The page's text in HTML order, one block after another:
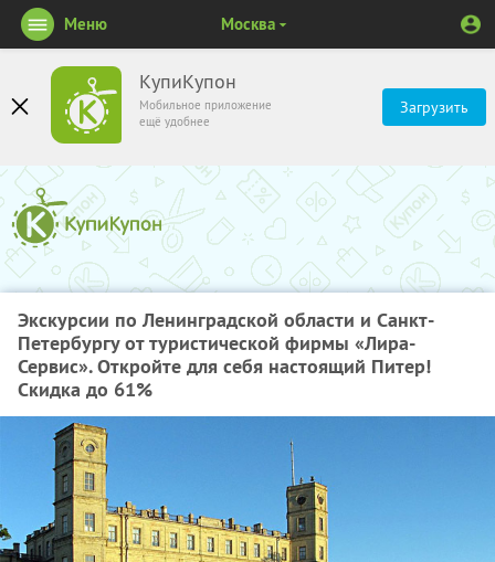
КупиКупон
Мобильное приложение
ещё удобнее
Загрузить
Меню Москва
Экскурсии по Ленинградской области и Санкт-
Петербургу от туристической фирмы «Лира-
Сервис». Откройте для себя настоящий Питер!
Скидка до 61%